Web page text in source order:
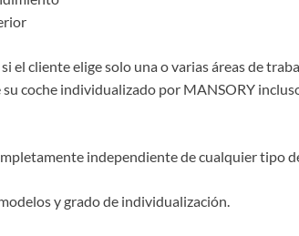
el cliente elige solo una o varias áreas de
coche individualizado por MANSORY
independiente de cualquier tipo
y grado de individualización.